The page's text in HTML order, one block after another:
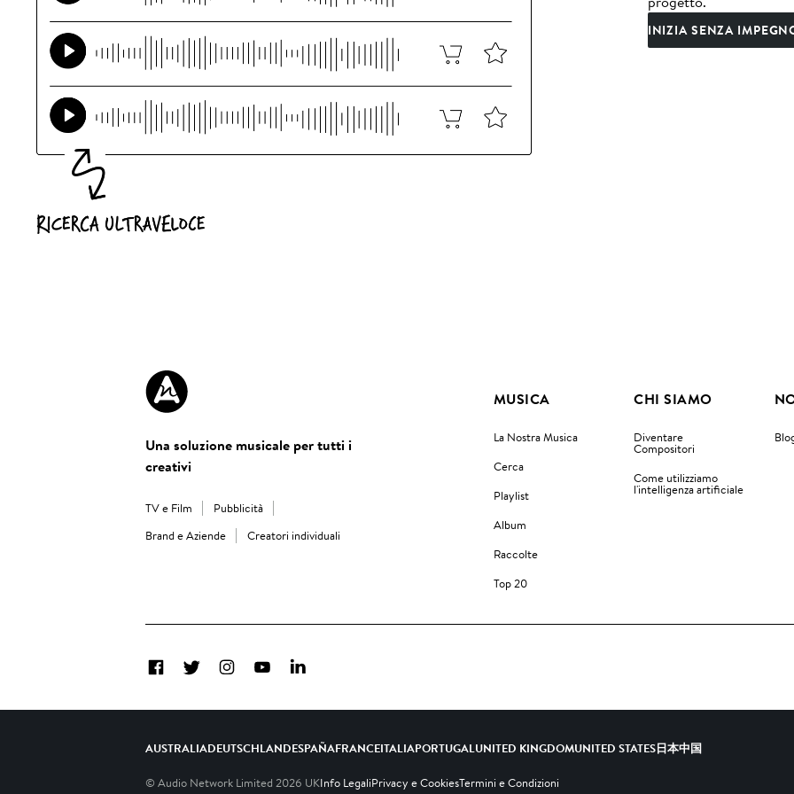
INIZIA SENZA
Una soluzione musicale per tutti i
creativi
TV e Film
Pubblicità
Brand e Aziende
Creatori individuali
MUSICA
La Nostra Musica
Cerca
Playlist
Album
Raccolte
Top 20
CHI SIAMO
Diventare
Compositori
Come utilizziamo
l'intelligenza artificiale
FacebookTwitterInstagramYouTubeLinkedIn
AUSTRALIADEUTSCHLANDESPAÑAFRANCEITALIAPORTUGALUNITED KINGDOMUNITED STATES日本中国
© Audio Network Limited 2026 UKInfo LegaliPrivacy e CookiesTermini e Condizioni